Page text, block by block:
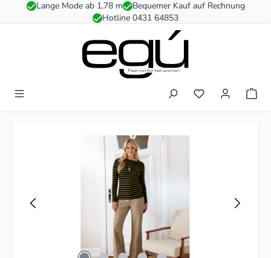
Zum Hauptinhalt springen
Lange Mode ab 1,78 m
Bequemer Kauf auf Rechnung
Hotline 0431 64853
Du hast 0
Bildergalerie überspringen